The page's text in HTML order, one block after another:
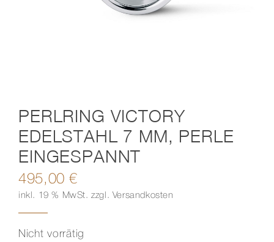
PERLRING VICTORY
EDELSTAHL 7 MM, PERLE
EINGESPANNT
495,00€
inkl. 19 % MwSt. zzgl. Versandkosten
Nicht vorrätig